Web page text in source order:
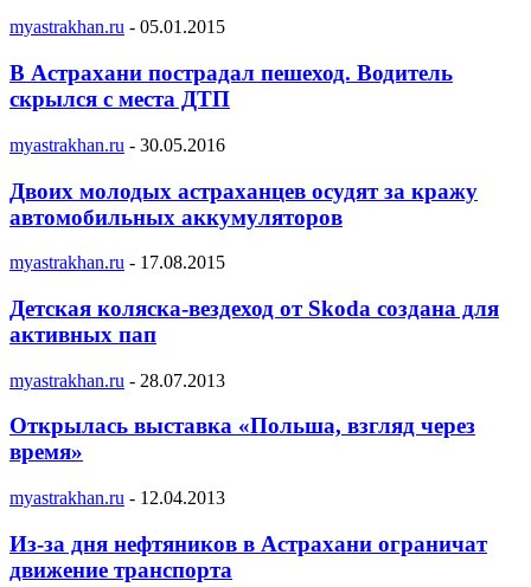
myastrakhan.ru - 05.01.2015
В Астрахани пострадал пешеход. Водитель
скрылся с места ДТП
myastrakhan.ru - 30.05.2016
Двоих молодых астраханцев осудят за кражу
автомобильных аккумуляторов
myastrakhan.ru - 17.08.2015
Детская коляска-вездеход от Skoda создана для
активных пап
myastrakhan.ru - 28.07.2013
Открылась выставка «Польша, взгляд через
время»
myastrakhan.ru - 12.04.2013
Из-за дня нефтяников в Астрахани ограничат
движение транспорта